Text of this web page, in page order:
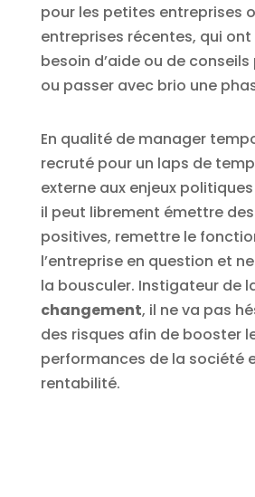
pour les petites entreprises
entreprises récentes, qui
besoin d’aide ou de
ou passer avec brio une
En qualité de manager
recruté pour un laps de
externe aux enjeux
il peut librement émettre
positives, remettre le
l’entreprise en question et
la bousculer. Instigateur de
changement, il ne va pas
des risques afin de booster
performances de la société
rentabilité.